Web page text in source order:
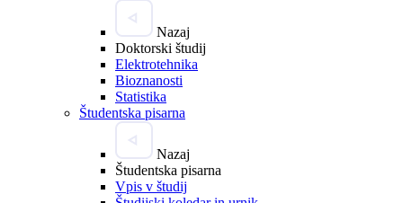
Nazaj
Doktorski študij
Elektrotehnika
Bioznanosti
Statistika
Študentska pisarna
Nazaj
Študentska pisarna
Vpis v študij